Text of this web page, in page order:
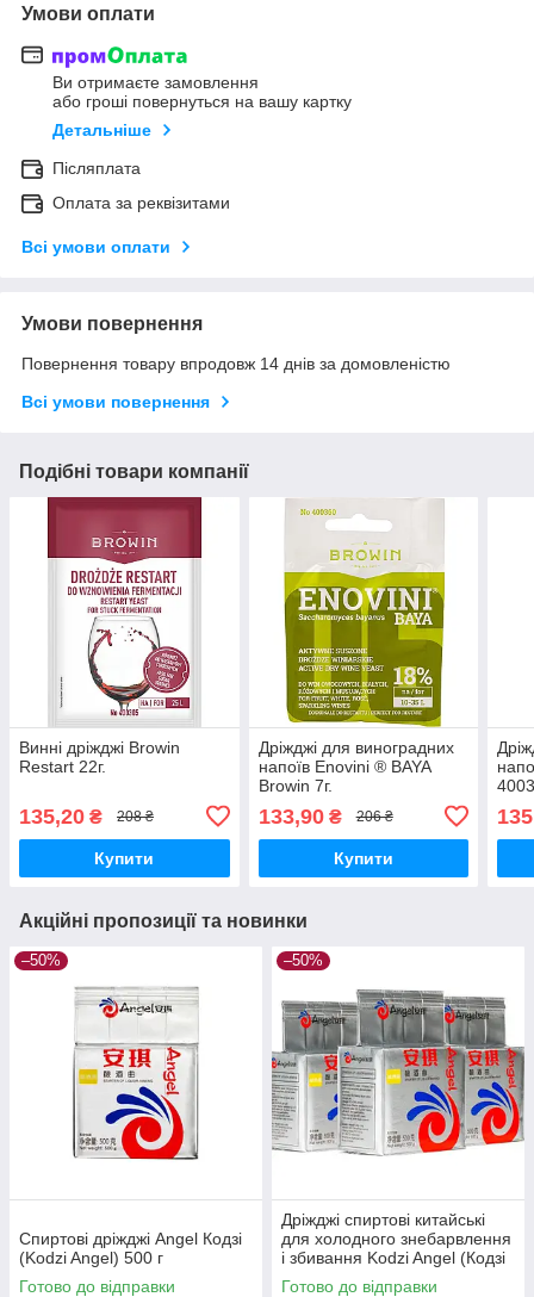
Умови оплати
Ви отримаєте замовлення
або гроші повернуться на вашу картку
Детальніше
Післяплата
Оплата за реквізитами
Всі умови оплати
Умови повернення
Повернення товару впродовж 14 днів за домовленістю
Всі умови повернення
Подібні товари компанії
Винні дріжджі Browin
Restart 22г.
135,20 ₴ 208 ₴
Купити
Дріжджі для виноградних
напоїв Enovini ® BAYA
Browin 7г.
133,90₴ 206 ₴
Купити
Акційні пропозиції та новинки
–50%
Спиртові дріжджі Angel Кодзі
(Kodzi Angel) 500 г
Готово до відправки
–50%
Дріжджі спиртові китайські
для холодного знебарвлення
і збивання Kodzi Angel (Кодзі
Ангел) пачка 500 грамів
Готово до відправки